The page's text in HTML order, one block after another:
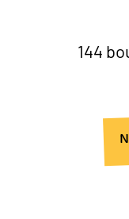
144